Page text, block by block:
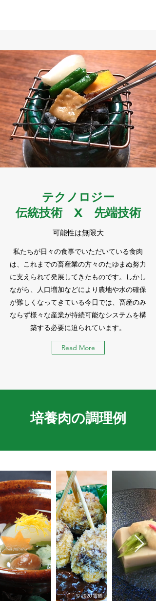
​テクノロジー
伝統技術 X 先端技術
可能性は無限大
私たちが日々の食事でいただいている食肉
は、これまでの畜産業の方々のたゆまぬ努力
に支えられて発展してきたものです。しかし
ながら、人口増加などにより農地や水の確保
が難しくなってきている今日では、畜産のみ
ならず様々な産業が持続可能なシステムを構
築する必要に迫られています。
Read More
​培養肉の調理例